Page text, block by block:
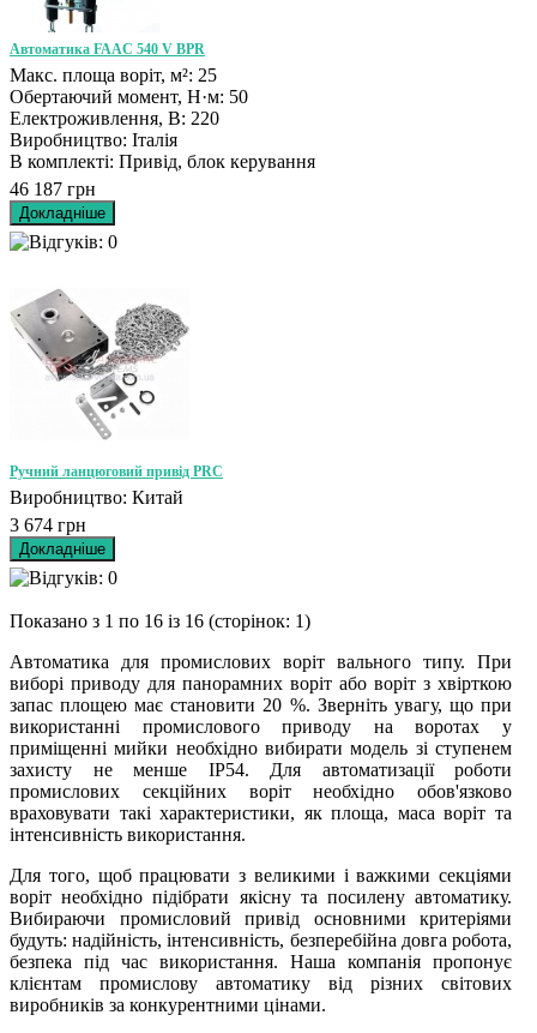
Автоматика FAAC 540 V BPR
Макс. площа воріт, м²: 25
Обертаючий момент, Н·м: 50
Електроживлення, В: 220
Виробництво: Італія
В комплекті: Привід, блок керування
46 187 грн
Ручний ланцюговий привід PRC
Виробництво: Китай
3 674 грн
Показано з 1 по 16 із 16 (сторінок: 1)
Автоматика для промислових воріт вального типу. При
виборі приводу для панорамних воріт або воріт з хвірткою
запас площею має становити 20 %. Зверніть увагу, що при
використанні промислового приводу на воротах у
приміщенні мийки необхідно вибирати модель зі ступенем
захисту не менше IP54. Для автоматизації роботи
промислових секційних воріт необхідно обов'язково
враховувати такі характеристики, як площа, маса воріт та
інтенсивність використання.
Для того, щоб працювати з великими і важкими секціями
воріт необхідно підібрати якісну та посилену автоматику.
Вибираючи промисловий привід основними критеріями
будуть: надійність, інтенсивність, безперебійна довга робота,
безпека під час використання. Наша компанія пропонує
клієнтам промислову автоматику від різних світових
виробників за конкурентними цінами.